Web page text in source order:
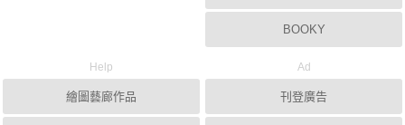
BOOKY
Help
繪圖藝廊作品
Ad
刊登廣告